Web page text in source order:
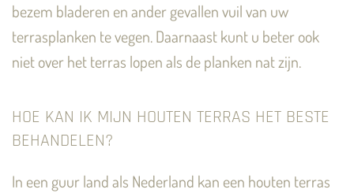
bezem bladeren en ander gevallen vuil van uw
terrasplanken te vegen. Daarnaast kunt u beter ook
niet over het terras lopen als de planken nat zijn.
HOE KAN IK MIJN HOUTEN TERRAS HET BESTE
BEHANDELEN?
In een guur land als Nederland kan een houten terras